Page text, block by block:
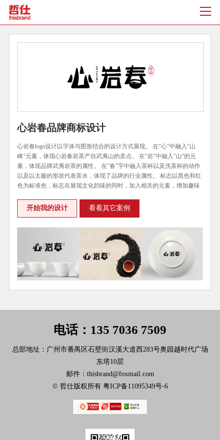
心岩春品牌商标设计
心岩春logo设计以字体与图形结合的设计方式展现。 在“心“中融入”山
峰“元素，体现心岩春岩茶产自武夷山的卖点。 在“岩”中融入”山“的元
素，体现品牌武夷岩茶的属性。 在“春”字中融入茶杯以及洗茶杯的动作
以及以太极的形状代表茶水，体现了品牌的行业属性。 标志以黑色和红
色为标准色，标志在展现文化韵味的同时，加入相关的元素，增加趣味
开始我的设计 看看其它案例
电话：135 7036 7509
总部地址：广州市番禺区石壁街汉溪大道西283号奥园越时代广场
东塔10层
邮件：thisbrand@foxmail.com
© 哲仕版权所有 粤ICP备11095349号-6